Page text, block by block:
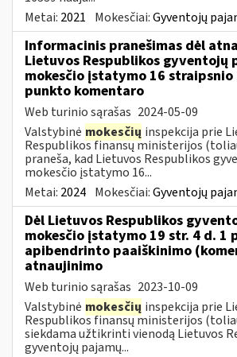
Metai: 2021 Mokesčiai:Gyventojų
Informacinis pranešimas dėl
Lietuvos Respublikos gyventojų
mokesčio įstatymo 16 straipsnio
punkto komentaro
Web turinio sąrašas 2024-05-09
Valstybinė mokesčių inspekcija prie
Respublikos finansų ministerijos
praneša, kad Lietuvos Respublikos
mokesčio įstatymo 16...
Metai: 2024 Mokesčiai:Gyventojų
Dėl Lietuvos Respublikos
mokesčio įstatymo 19 str. 4 d. 1
apibendrinto paaiškinimo
atnaujinimo
Web turinio sąrašas 2023-10-09
Valstybinė mokesčių inspekcija prie
Respublikos finansų ministerijos
siekdama užtikrinti vienodą Lietuvos
gyventojų pajamų...